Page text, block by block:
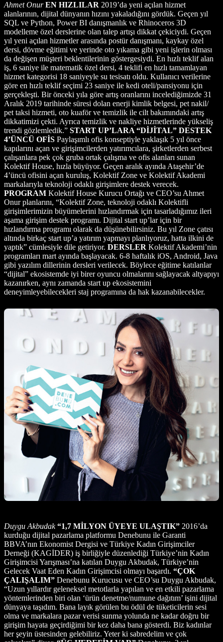
Ahmet OnurEN HIZLILAR 2019’da yeni açılan hizmet
alanlarının, dijital dünyanın hızını yakaladığını gördük. Geçen yıl
SQL ve Python, Power BI danışmanlık ve Rhinoceros 3D
modelleme özel derslerine olan talep artışı dikkat çekiciydi. Geçen
yıl yeni açılan hizmetler arasında postür danışmanı, kaykay özel
dersi, dövme eğitimi ve yerinde oto yıkama gibi yeni işlerin olması
da değişen müşteri beklentilerinin göstergesiydi. En hızlı teklif alan
iş, 6 saniye ile matematik özel dersi, 4 teklifi en hızlı tamamlayan
hizmet kategorisi 18 saniyeyle su tesisatı oldu. Kullanıcı verilerine
göre en hızlı teklif seçimi 23 saniye ile kedi oteli/pansiyonu için
gerçekleşti. Bir önceki yıla göre artış oranlarını incelediğimizde 31
Aralık 2019 tarihinde süresi dolan enerji kimlik belgesi, pet nakil/
pet taksi hizmeti, oto kuaför ve temizlik ile cilt bakımındaki artış
dikkatimizi çekti. Ayrıca temizlik ve nakliye hizmetlerinde yükseliş
trendi gözlemledik.” START UP’LARA “DİJİTAL” DESTEK
4’ÜNCÜ OFİS Paylaşımlı ofis konseptiyle yaklaşık 5 yıl önce
kapılarını açan ve girişimcilerden yatırımcılara, şirketlerden serbest
çalışanlara pek çok gruba ortak çalışma ve ofis alanları sunan
Kolektif House, hızla büyüyor. Geçen aralık ayında Ataşehir’de
4’üncü ofisini açan kuruluş, Kolektif Zone ve Kolektif Akademi
markalarıyla teknoloji odaklı girişimlere destek verecek.
PROGRAM Kolektif House Kurucu Ortağı ve CEO’su Ahmet
Onur planlarını, “Kolektif Zone, teknoloji odaklı Kolektifli
girişimlerimizin büyümelerini hızlandırmak için tasarladığımız ileri
aşama girişim destek programı. Dijital start up’lar için bir
hızlandırma programı olarak da düşünebilirsiniz. Bu yıl Zone çatısı
altında birkaç start up’a yatırım yapmayı planlıyoruz, hatta ilkini de
yaptık” cümlesiyle dile getiriyor. DERSLER Kolektif Akademi’nin
programları mart ayında başlayacak. 6-8 haftalık iOS, Android, Java
gibi yazılım dillerinin dersleri verilecek. Böylece eğitime katılanlar
“dijital” ekosistemde iyi birer oyuncu olmalarını sağlayacak altyapıyı
kazanırken, aynı zamanda start up ekosistemini
deneyimleyebilecekleri staj programına da hak kazanabilecekler.
Duygu Akbudak“1,7 MİLYON ÜYEYE ULAŞTIK” 2016’da
kurduğu dijital pazarlama platformu Denebunu ile Garanti
BBVA’nın Ekonomist Dergisi ve Türkiye Kadın Girişimciler
Derneği (KAGİDER) iş birliğiyle düzenlediği Türkiye’nin Kadın
Girişimcisi Yarışması’na katılan Duygu Akbudak, Türkiye’nin
Gelecek Vaat Eden Kadın Girişimcisi olmayı başardı. “ÇOK
ÇALIŞALIM” Denebunu Kurucusu ve CEO’su Duygu Akbudak,
“Uzun yıllardır geleneksel metotlarla yapılan ve en etkili pazarlama
yöntemlerinden biri olan ‘ürün denetme/numune dağıtım’ işini dijital
dünyaya taşıdım. Bana layık görülen bu ödül de tüketicilerin sesi
olma ve markalara pazar verisi sunma yolunda ne kadar doğru bir
girişim hayata geçirdiğimi bir kez daha bana gösterdi. Biz kadınlar
her şeyin üstesinden gelebiliriz. Yeter ki sabredelim ve çok